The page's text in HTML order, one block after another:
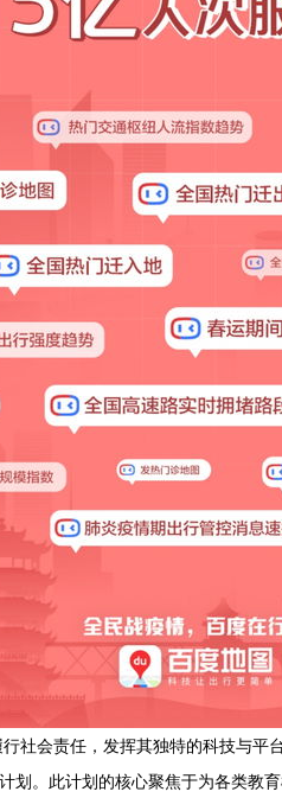
社会责任，发挥其独特的科技与
划。此计划的核心聚焦于为各类